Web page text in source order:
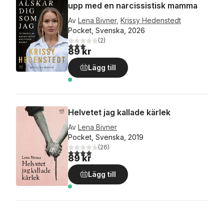
upp med en narcissistisk mamma
Av Lena Bivner, Krissy Hedenstedt
Pocket, Svenska, 2026
3,0utav 5 stjärnor. Totalt antal röster:
(2)
89 kr
Lägg till
Helvetet jag kallade kärlek
Av Lena Bivner
Pocket, Svenska, 2019
4,0utav 5 stjärnor. Totalt antal röster:
(26)
89 kr
Lägg till